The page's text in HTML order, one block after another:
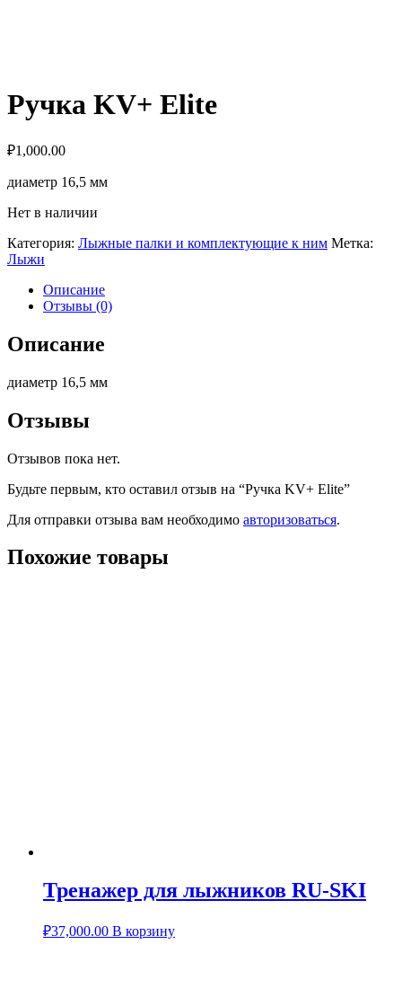
Ручка KV+ Elite
₽1,000.00
диаметр 16,5 мм
Нет в наличии
Категория: Лыжные палки и комплектующие к ним Метка:
Лыжи
Описание
Отзывы (0)
Описание
диаметр 16,5 мм
Отзывы
Отзывов пока нет.
Будьте первым, кто оставил отзыв на “Ручка KV+ Elite”
Для отправки отзыва вам необходимо авторизоваться.
Похожие товары
Тренажер для лыжников RU-SKI
₽37,000.00 В корзину